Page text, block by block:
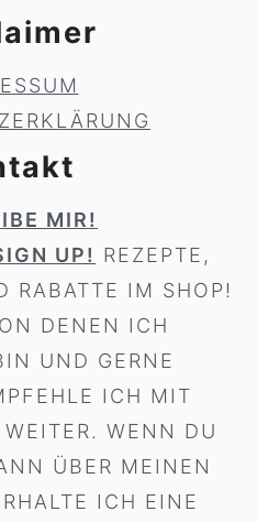
MIR!
UP! REZEPTE,
RABATTE IM SHOP!
DENEN ICH
UND GERNE
ICH MIT
WENN DU
ÜBER MEINEN
ICH EINE